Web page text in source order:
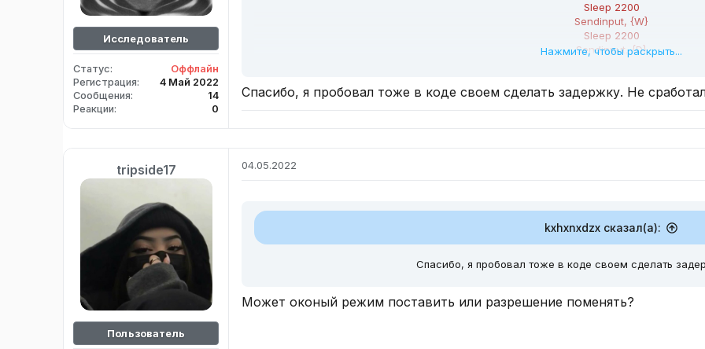
Исследователь
Статус
Оффлайн
Регистрация
4 Май 2022
Сообщения
14
Реакции
0
Sleep 2200
Sendinput, {W}
Sleep 2200
Sendinput, {D}
Sleep 2200
Sendinput, {D Down}
Sleep 1000
Sendinput, {D Up}
Sleep 1000
Нажмите, чтобы раскрыть...
Спасибо, я пробовал тоже в коде своем сделать задержку. Не
tripside17
Пользователь
04.05.2022
kxhxnxdzx сказал(а):
Спасибо, я пробовал тоже в коде своем сделать
Может оконый режим поставить или разрешение поменять?